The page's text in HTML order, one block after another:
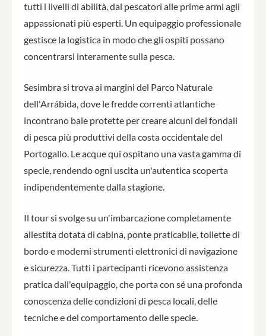
tutti i livelli di abilità, dai pescatori alle prime armi agli
appassionati più esperti. Un equipaggio professionale
gestisce la logistica in modo che gli ospiti possano
concentrarsi interamente sulla pesca.
Sesimbra si trova ai margini del Parco Naturale
dell'Arrábida, dove le fredde correnti atlantiche
incontrano baie protette per creare alcuni dei fondali
di pesca più produttivi della costa occidentale del
Portogallo. Le acque qui ospitano una vasta gamma di
specie, rendendo ogni uscita un'autentica scoperta
indipendentemente dalla stagione.
Il tour si svolge su un'imbarcazione completamente
allestita dotata di cabina, ponte praticabile, toilette di
bordo e moderni strumenti elettronici di navigazione
e sicurezza. Tutti i partecipanti ricevono assistenza
pratica dall'equipaggio, che porta con sé una profonda
conoscenza delle condizioni di pesca locali, delle
tecniche e del comportamento delle specie.